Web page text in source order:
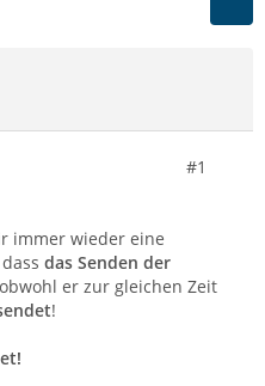
#1
immer wieder eine
das Senden der
er zur gleichen Zeit
!